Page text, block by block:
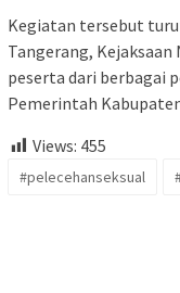
Kegiatan tersebut
Tangerang,
peserta dari berbagai
Pemerintah
Views: 455
#pelecehanseksual